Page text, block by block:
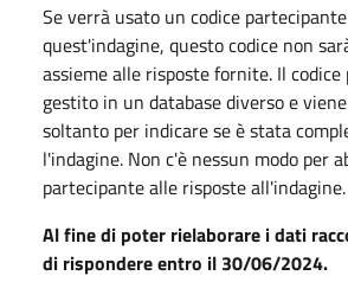
Se verrà usato un codice
quest'indagine, questo codice non
assieme alle risposte fornite. Il
gestito in un database diverso e
soltanto per indicare se è stata
l'indagine. Non c'è nessun modo per
partecipante alle risposte all'indagine.
Al fine di poter rielaborare i dati
di rispondere entro il 30/06/2024.